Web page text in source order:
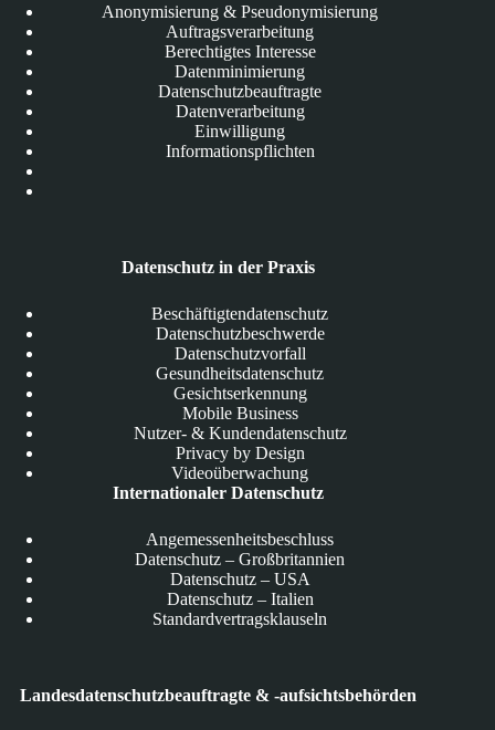
Anonymisierung & Pseudonymisierung
Auftragsverarbeitung
Berechtigtes Interesse
Datenminimierung
Datenschutzbeauftragte
Datenverarbeitung
Einwilligung
Informationspflichten
Datenschutz in der Praxis
Beschäftigtendatenschutz
Datenschutzbeschwerde
Datenschutzvorfall
Gesundheitsdatenschutz
Gesichtserkennung
Mobile Business
Nutzer- & Kundendatenschutz
Privacy by Design
Videoüberwachung
Internationaler Datenschutz
Angemessenheitsbeschluss
Datenschutz – Großbritannien
Datenschutz – USA
Datenschutz – Italien
Standardvertragsklauseln
Landesdatenschutzbeauftragte & -aufsichtsbehörden